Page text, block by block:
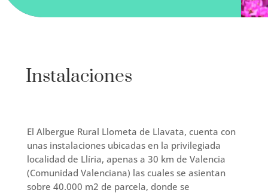
Instalaciones
El Albergue Rural Llometa de Llavata, cuenta con
unas instalaciones ubicadas en la privilegiada
localidad de Llíria, apenas a 30 km de Valencia
(Comunidad Valenciana) las cuales se asientan
sobre 40.000 m2 de parcela, donde se